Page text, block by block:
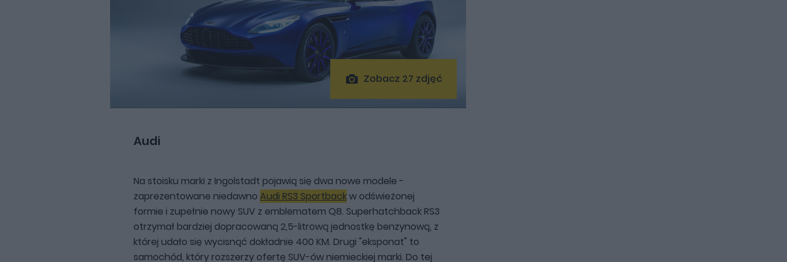
Zobacz 27 zdjęć
Audi
Na stoisku marki z Ingolstadt pojawią się dwa nowe modele -
zaprezentowane niedawno Audi RS3 Sportbackw odświeżonej
formie i zupełnie nowy SUV z emblematem Q8. Superhatchback RS3
otrzymał bardziej dopracowaną 2,5-litrową jednostkę benzynową, z
której udało się wycisnąć dokładnie 400 KM. Drugi "eksponat" to
samochód, który rozszerzy ofertę SUV-ów niemieckiej marki. Do tej